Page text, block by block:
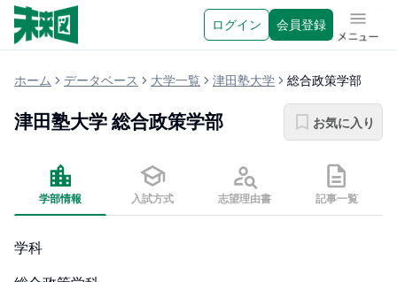
ログイン 会員登録 メニュ
ホーム データベース 大学一覧 津田塾大学 総合政策学部
津田塾大学 総合政策学部 お気に入り
学部情報 入試方式 志望理由書 記事一覧
学科